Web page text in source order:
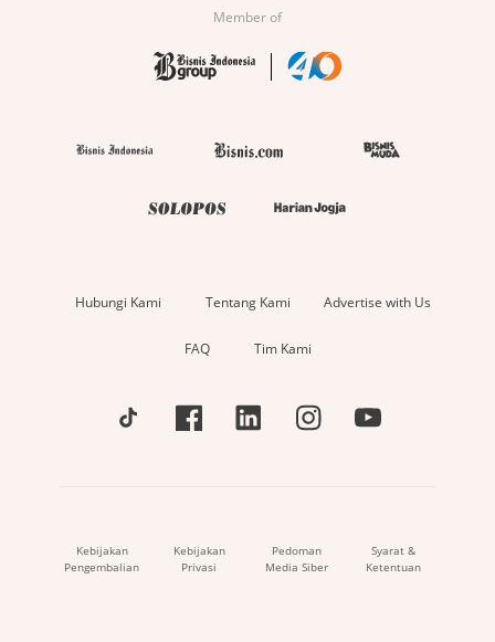
Member of
Hubungi Kami Tentang Kami Advertise with Us
FAQ Tim Kami
Kebijakan
Pengembalian
Kebijakan
Privasi
Pedoman
Media Siber
Syarat &
Ketentuan